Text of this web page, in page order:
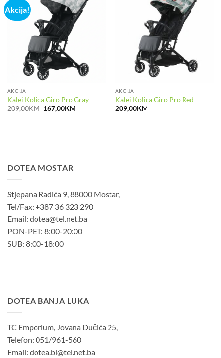
Akcija!
AKCIJA
Kalei Kolica Giro Pro Gray
209,00KM Izvorna
cijena
167,00KMTrenutna
AKCIJA
Kalei Kolica Giro Pro Red
209,00KM
DOTEA MOSTAR
Stjepana Radića 9, 88000 Mostar,
Tel/Fax: +387 36 323 290
Email: dotea@tel.net.ba
PON-PET: 8:00-20:00
SUB: 8:00-18:00
DOTEA BANJA LUKA
TC Emporium, Jovana Dučića 25,
Telefon: 051/961-560
Email: dotea.bl@tel.net.ba